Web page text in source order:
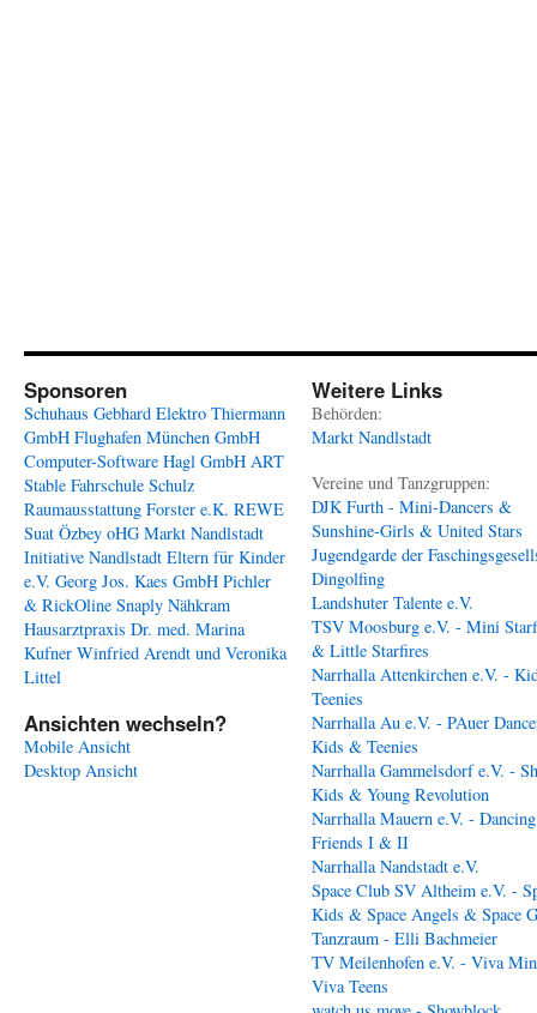
Sponsoren
Schuhaus Gebhard Elektro Thiermann
GmbH Flughafen München GmbH
Computer-Software Hagl GmbH ART
Stable Fahrschule Schulz
Raumausstattung Forster e.K. REWE
Suat Özbey oHG Markt Nandlstadt
Initiative Nandlstadt Eltern für Kinder
e.V. Georg Jos. Kaes GmbH Pichler
& RickOline Snaply Nähkram
Hausarztpraxis Dr. med. Marina
Kufner Winfried Arendt und Veronika
Littel
Ansichten wechseln?
Mobile Ansicht
Desktop Ansicht
Weitere Links
Behörden:
Markt Nandlstadt
Vereine und Tanzgruppen:
DJK Furth - Mini-Dancers &
Sunshine-Girls & United Stars
Jugendgarde der
Dingolfing
Landshuter Talente e.V.
TSV Moosburg e.V. - Mini
& Little Starfires
Narrhalla Attenkirchen e.V. -
Teenies
Narrhalla Au e.V. - PAuer
Kids & Teenies
Narrhalla Gammelsdorf e.V. -
Kids & Young Revolution
Narrhalla Mauern e.V. - Dancing
Friends I & II
Narrhalla Nandstadt e.V.
Space Club SV Altheim e.V. -
Kids & Space Angels & Space
Tanzraum - Elli Bachmeier
TV Meilenhofen e.V. - Viva
Viva Teens